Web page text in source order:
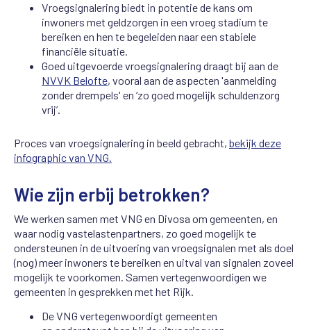
Vroegsignalering biedt in potentie de kans om
inwoners met geldzorgen in een vroeg stadium te
bereiken en hen te begeleiden naar een stabiele
financiële situatie.
Goed uitgevoerde vroegsignalering draagt bij aan de
NVVK Belofte, vooral aan de aspecten 'aanmelding
zonder drempels' en ‘zo goed mogelijk schuldenzorg
vrij’.
Proces van vroegsignalering in beeld gebracht, bekijk deze
infographic van VNG.
Wie zijn erbij betrokken?
We werken samen met VNG en Divosa om gemeenten, en
waar nodig vastelastenpartners, zo goed mogelijk te
ondersteunen in de uitvoering van vroegsignalen met als doel
(nog) meer inwoners te bereiken en uitval van signalen zoveel
mogelijk te voorkomen. Samen vertegenwoordigen we
gemeenten in gesprekken met het Rijk.
De VNG vertegenwoordigt gemeenten